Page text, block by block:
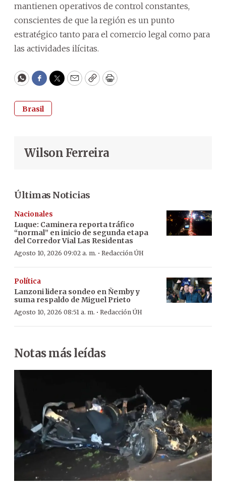
mantienen operativos de control constantes,
conscientes de que la región es un punto
estratégico tanto para el comercio legal como para
las actividades ilícitas.
WhatsApp
Facebook
Twitter
EmailCopyPrint
Brasil
Wilson Ferreira
Últimas Noticias
Nacionales
Luque: Caminera reporta tráfico
“normal” en inicio de segunda etapa
del Corredor Vial Las Residentas
Agosto 10, 2026 09:02 a. m. · Redacción ÚH
Política
Lanzoni lidera sondeo en Ñemby y
suma respaldo de Miguel Prieto
Agosto 10, 2026 08:51 a. m. · Redacción ÚH
Notas más leídas